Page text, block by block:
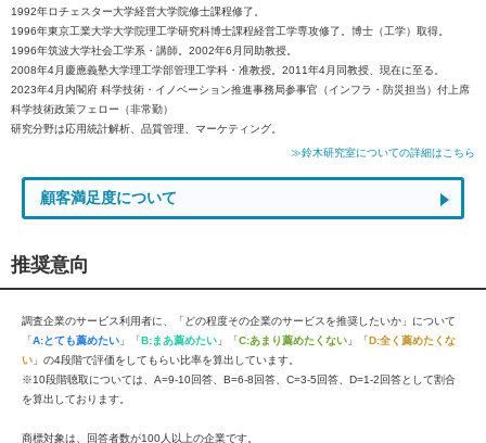
1992年ロチェスター大学経営大学院修士課程修了。
1996年東京工業大学大学院理工学研究科博士課程経営工学専攻修了。博士（工学）取得。
1996年筑波大学社会工学系・講師。2002年6月同助教授。
2008年4月慶應義塾大学理工学部管理工学科・准教授。2011年4月同教授、現在に至る。
2023年4月内閣府 科学技術・イノベーション推進事務局参事官（インフラ・防災担当）付上席
科学技術政策フェロー（非常勤）
研究分野は応用統計解析、品質管理、マーケティング。
≫鈴木研究室についての詳細はこちら
顧客満足度について
推奨意向
調査企業のサービス利用者に、「どの程度その企業のサービスを推奨したいか」について
「A:とても薦めたい 」「B:まあ薦めたい 」「C:あまり薦めたくない 」「D:全く薦めたくな
い 」の4段階で評価をしてもらい比率を算出しています。
※10段階聴取については、A=9-10回答、B=6-8回答、C=3-5回答、D=1-2回答として割合
を算出しております。
商標対象は、回答者数が100人以上の企業です。